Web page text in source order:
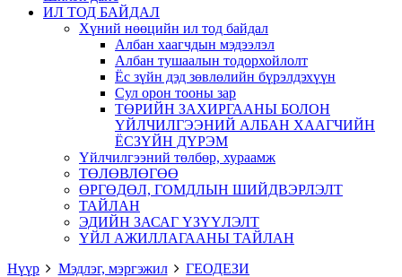
ИЛ ТОД БАЙДАЛ
Хүний нөөцийн ил тод байдал
Албан хаагчдын мэдээлэл
Албан тушаалын тодорхойлолт
Ёс зүйн дэд зөвлөлийн бүрэлдэхүүн
Сул орон тооны зар
ТӨРИЙН ЗАХИРГААНЫ БОЛОН
ҮЙЛЧИЛГЭЭНИЙ АЛБАН ХААГЧИЙН
ЁСЗҮЙН ДҮРЭМ
Үйлчилгээний төлбөр, хураамж
ТӨЛӨВЛӨГӨӨ
ӨРГӨДӨЛ, ГОМДЛЫН ШИЙДВЭРЛЭЛТ
ТАЙЛАН
ЭДИЙН ЗАСАГ ҮЗҮҮЛЭЛТ
ҮЙЛ АЖИЛЛАГААНЫ ТАЙЛАН
Нүүр
Мэдлэг, мэргэжил ГЕОДЕЗИ